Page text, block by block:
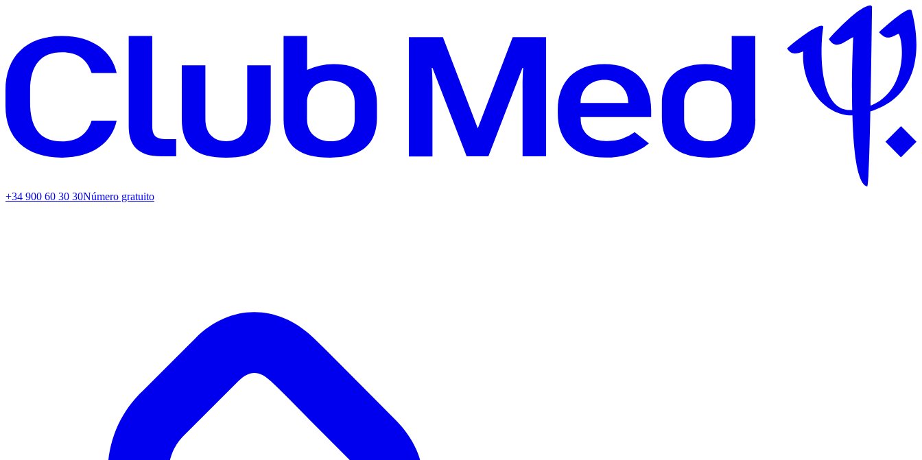
+34 900 60 30 30Número gratuito